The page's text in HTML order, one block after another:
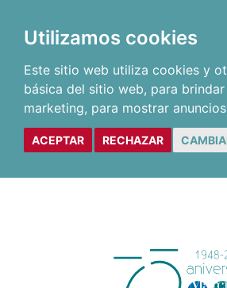
Utilizamos cookies
Este sitio web utiliza cookies y
básica del sitio web, para
marketing, para mostrar
ACEPTAR RECHAZAR